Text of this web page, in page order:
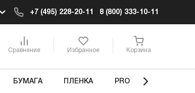
+7 (495) 228-20-11 8 (800) 333-10-11
Сравнение Избранное Корзина
БУМАГА ПЛЕНКА PRO